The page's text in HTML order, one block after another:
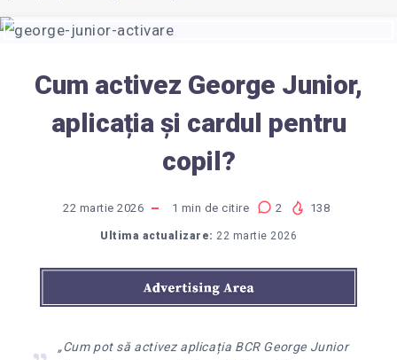
Cum activez George Junior,
aplicația și cardul pentru
copil?
22 martie 2026 1 min de citire 2 138
Ultima actualizare: 22 martie 2026
„Cum pot să activez aplicația BCR George Junior